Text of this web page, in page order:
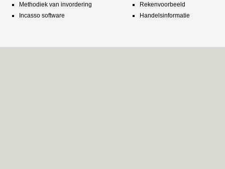
Methodiek van invordering
Incasso software
Rekenvoorbeeld
Handelsinformatie